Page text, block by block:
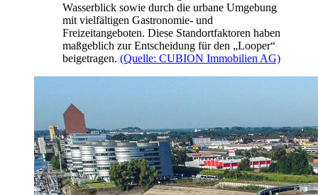
Wasserblick sowie durch die urbane Umgebung
mit vielfältigen Gastronomie- und
Freizeitangeboten. Diese Standortfaktoren haben
maßgeblich zur Entscheidung für den „Looper“
beigetragen. (Quelle: CUBION Immobilien AG)